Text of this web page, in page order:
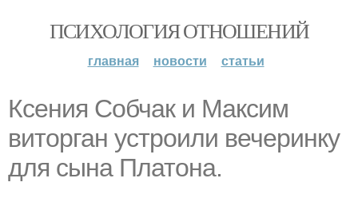
ПСИХОЛОГИЯ ОТНОШЕНИЙ
главная новости статьи
Ксения Собчак и Максим
виторган устроили вечеринку
для сына Платона.